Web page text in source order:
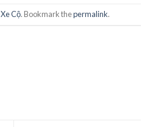
Xe Cộ. Bookmark thepermalink.